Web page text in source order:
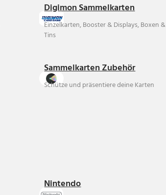
Digimon Sammelkarten
Einzelkarten, Booster & Displays, Boxen &
Tins
Sammelkarten Zubehör
Schütze und präsentiere deine Karten
Nintendo